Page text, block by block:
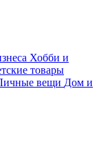
Хобби и
товары
вещи Дом и